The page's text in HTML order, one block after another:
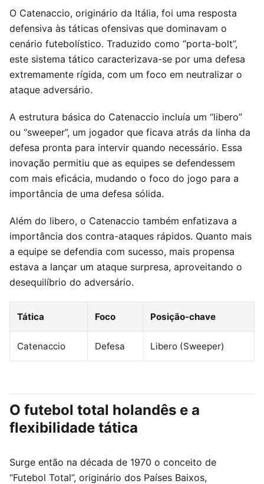
O Catenaccio, originário da Itália, foi uma resposta
defensiva às táticas ofensivas que dominavam o
cenário futebolístico. Traduzido como “porta-bolt”,
este sistema tático caracterizava-se por uma defesa
extremamente rígida, com um foco em neutralizar o
ataque adversário.
A estrutura básica do Catenaccio incluía um “libero”
ou “sweeper”, um jogador que ficava atrás da linha da
defesa pronta para intervir quando necessário. Essa
inovação permitiu que as equipes se defendessem
com mais eficácia, mudando o foco do jogo para a
importância de uma defesa sólida.
Além do libero, o Catenaccio também enfatizava a
importância dos contra-ataques rápidos. Quanto mais
a equipe se defendia com sucesso, mais propensa
estava a lançar um ataque surpresa, aproveitando o
desequilíbrio do adversário.
Tática Foco Posição-chave
Catenaccio Defesa Libero (Sweeper)
O futebol total holandês e a
flexibilidade tática
Surge então na década de 1970 o conceito de
“Futebol Total”, originário dos Países Baixos,